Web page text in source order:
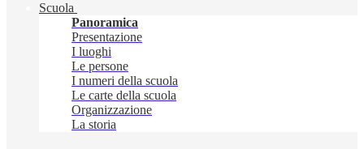
Scuola
Panoramica
Presentazione
I luoghi
Le persone
I numeri della scuola
Le carte della scuola
Organizzazione
La storia